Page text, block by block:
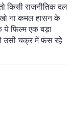
किसी राजनीतिक दल
ना कमल हासन के
ये फिल्म एक बड़ा
उसी चक्र में फंस रहे